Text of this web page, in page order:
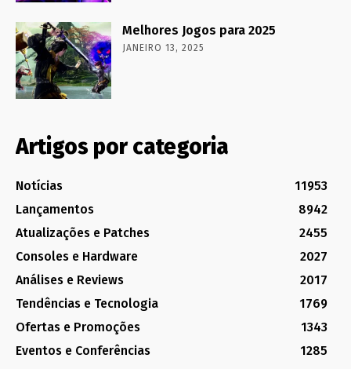
Melhores Jogos para 2025
JANEIRO 13, 2025
Artigos por categoria
Notícias
11953
Lançamentos
8942
Atualizações e Patches
2455
Consoles e Hardware
2027
Análises e Reviews
2017
Tendências e Tecnologia
1769
Ofertas e Promoções
1343
Eventos e Conferências
1285